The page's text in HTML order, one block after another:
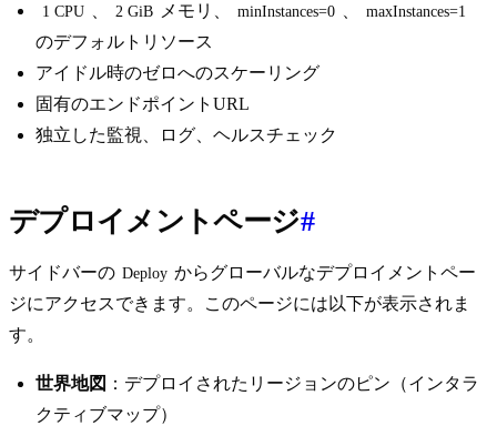
1 CPU 2 GiB メモリ、 minInstances=0 maxInstances=1
のデフォルトリソース
アイドル時のゼロへのスケーリング
固有のエンドポイントURL
独立した監視、ログ、ヘルスチェック
デプロイメントページ#
サイドバーの Deploy からグローバルなデプロイメントペー
ジにアクセスできます。このページには以下が表示されま
す。
世界地図 ：デプロイされたリージョンのピン（インタラ
クティブマップ）